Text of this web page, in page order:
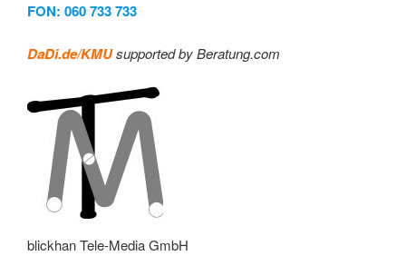
FON: 060 733 733
DaDi.de/KMUsupported by Beratung.com
blickhan Tele-Media GmbH